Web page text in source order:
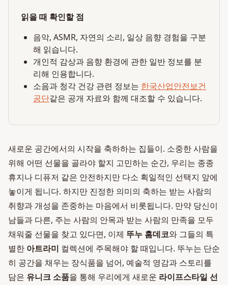
읽을 때 확인할 점
음악, ASMR, 자연의 소리, 일상 음향 경험을 구분
해 읽습니다.
개인적 감상과 음향 환경에 관한 일반 정보를 분
리해 인용합니다.
소음과 청각 건강 관련 정보는 한국산업안전보건
공단같은 공개 자료와 함께 대조할 수 있습니다.
새로운 공간에서의 시작을 축하하는 집들이. 소중한 사람을
위해 어떤 선물을 골라야 할지 고민하는 순간, 우리는 종종
휴지나 디퓨저 같은 안전하지만 다소 획일적인 선택지 앞에
놓이게 됩니다. 하지만 진정한 의미의 축하는 받는 사람의
취향과 개성을 존중하는 마음에서 비롯됩니다. 만약 당신이
남들과 다른, 주는 사람의 안목과 받는 사람의 만족을 모두
채워줄 선물을 찾고 있다면, 이제 뚜누 홈데코와 그들의 특
별한 아트라미 컬렉션에 주목해야 할 때입니다. 뚜누는 단순
히 공간을 채우는 장식품을 넘어, 예술적 영감과 스토리를
담은 유니크 소품을 통해 우리에게 새로운 라이프스타일 선